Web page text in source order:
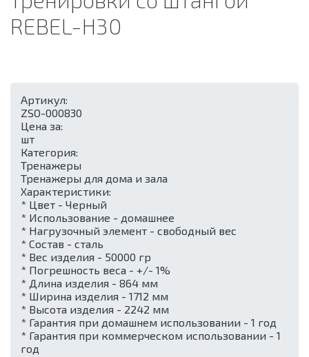
REBEL-H30
Артикул:
ZSO-000830
Цена за:
шт
Категория:
Тренажеры
Тренажеры для дома и зала
Характеристики:
* Цвет - Черный
* Использование - домашнее
* Нагрузочный элемент - свободный вес
* Состав - сталь
* Вес изделия - 50000 гр
* Погрешность веса - +/- 1%
* Длина изделия - 864 мм
* Ширина изделия - 1712 мм
* Высота изделия - 2242 мм
* Гарантия при домашнем использовании - 1 год
* Гарантия при коммерческом использовании - 1
год